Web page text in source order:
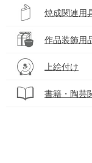
焼成関連用
作品装飾用
上絵付け
書籍・陶芸